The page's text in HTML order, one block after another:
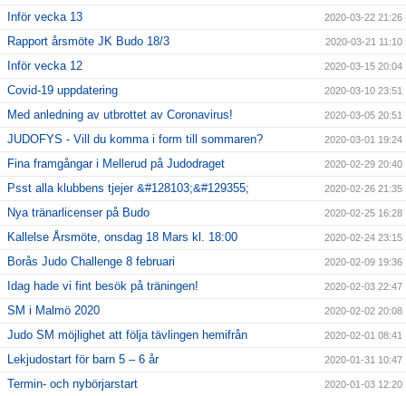
Inför vecka 13 2020-03-22 21:26
Rapport årsmöte JK Budo 18/3 2020-03-21 11:10
Inför vecka 12 2020-03-15 20:04
Covid-19 uppdatering 2020-03-10 23:51
Med anledning av utbrottet av Coronavirus! 2020-03-05 20:51
JUDOFYS - Vill du komma i form till sommaren? 2020-03-01 19:24
Fina framgångar i Mellerud på Judodraget 2020-02-29 20:40
Psst alla klubbens tjejer &#128103;&#129355; 2020-02-26 21:35
Nya tränarlicenser på Budo 2020-02-25 16:28
Kallelse Årsmöte, onsdag 18 Mars kl. 18:00 2020-02-24 23:15
Borås Judo Challenge 8 februari 2020-02-09 19:36
Idag hade vi fint besök på träningen! 2020-02-03 22:47
SM i Malmö 2020 2020-02-02 20:08
Judo SM möjlighet att följa tävlingen hemifrån 2020-02-01 08:41
Lekjudostart för barn 5 – 6 år 2020-01-31 10:47
Termin- och nybörjarstart 2020-01-03 12:20